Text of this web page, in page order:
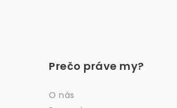
Prečo práve my?
O nás